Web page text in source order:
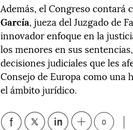
Además, el Congreso contará
García, jueza del Juzgado de
innovador enfoque en la
los menores en sus
decisiones judiciales que les
Consejo de Europa como
el ámbito jurídico.
0